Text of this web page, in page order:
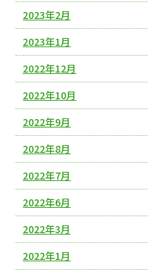
2023年2月
2023年1月
2022年12月
2022年10月
2022年9月
2022年8月
2022年7月
2022年6月
2022年3月
2022年1月